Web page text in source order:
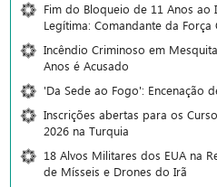
Fim do Bloqueio de 11 Anos ao
Legítima: Comandante da Força
Incêndio Criminoso em
Anos é Acusado
'Da Sede ao Fogo': Encenação
Inscrições abertas para os
2026 na Turquia
18 Alvos Militares dos EUA na
de Mísseis e Drones do Irã